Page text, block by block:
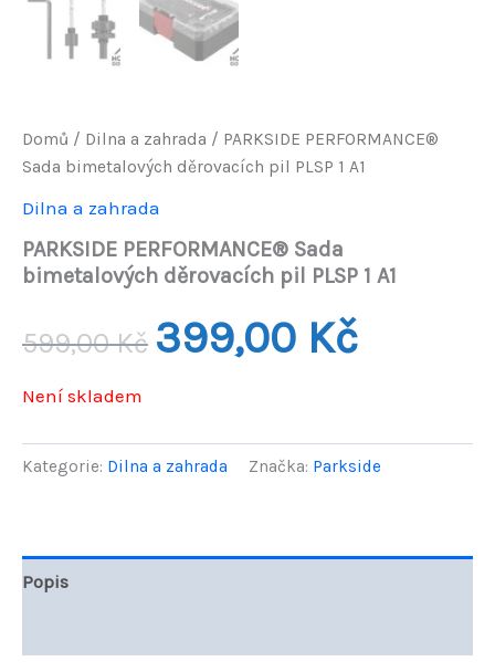
Domů / Dilna a zahrada / PARKSIDE PERFORMANCE®
Sada bimetalových děrovacích pil PLSP 1 A1
Dilna a zahrada
PARKSIDE PERFORMANCE® Sada
bimetalových děrovacích pil PLSP 1 A1
599,00Kč
Původní
599,00 Kč.
399,00 Kč
399,00 Kč.
Není skladem
Kategorie: Dilna a zahrada Značka: Parkside
Popis